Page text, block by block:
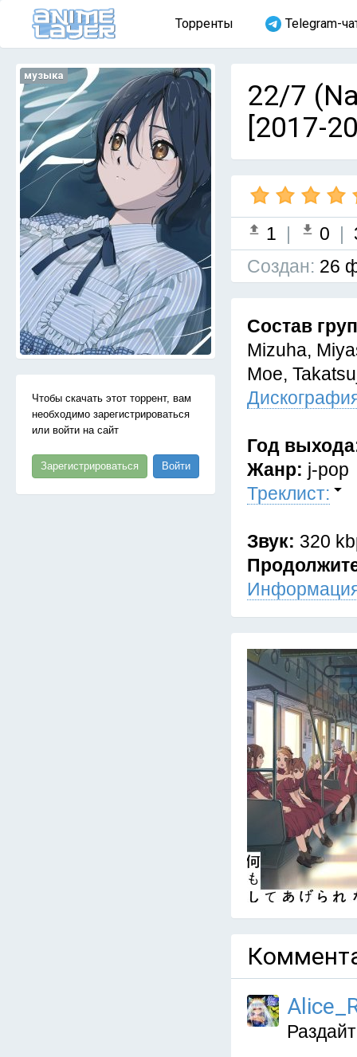
Торренты Telegram-
музыка
Чтобы скачать этот торрент, вам
необходимо зарегистрироваться
или войти на сайт
Зарегистрироваться Войти
22/7
[2017-
1 | 0 |
Cоздан: 26
Состав
Mizuha,
Moe,
Год
Жанр: j-pop
Треклист:
Звук: 320